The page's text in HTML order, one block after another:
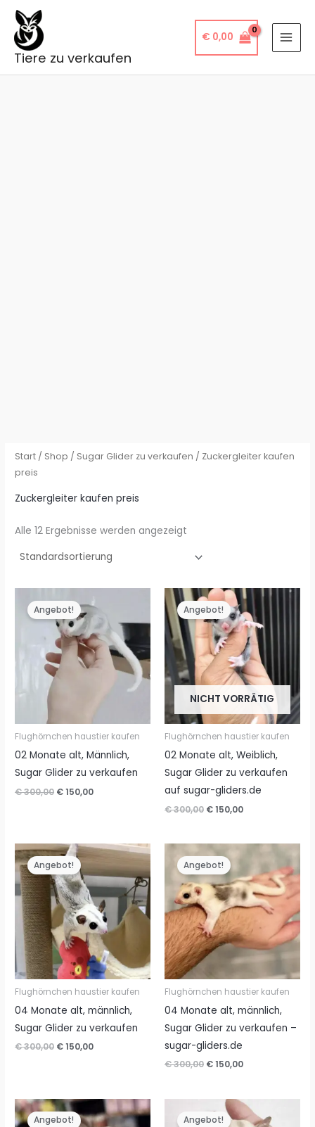
Zum
Inhalt
springen
Tiere zu verkaufen
€ 0,00
Start / Shop / Sugar Glider zu verkaufen / Zuckergleiter kaufen
preis
Zuckergleiter kaufen preis
Alle 12 Ergebnisse werden angezeigt
Angebot!
Flughörnchen haustier kaufen
02 Monate alt, Männlich,
Sugar Glider zu verkaufen
€300,00 Ursprünglicher
€150,00Aktueller
NICHT VORRÄTIG
Angebot!
Flughörnchen haustier kaufen
02 Monate alt, Weiblich,
Sugar Glider zu verkaufen
auf sugar-gliders.de
€300,00 Ursprünglicher
€ 300,00
€150,00Aktueller
€ 150,00.
Angebot!
Flughörnchen haustier kaufen
04 Monate alt, männlich,
Sugar Glider zu verkaufen
€300,00 Ursprünglicher
€150,00Aktueller
Angebot!
Flughörnchen haustier kaufen
04 Monate alt, männlich,
Sugar Glider zu verkaufen –
sugar-gliders.de
€300,00 Ursprünglicher
€ 300,00
€150,00Aktueller
€ 150,00.
Angebot! Angebot!